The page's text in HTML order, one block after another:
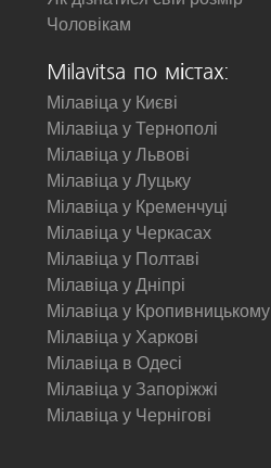
Чоловікам
Milavitsa по містах:
Мілавіца у Києві
Мілавіца у Тернополі
Мілавіца у Львові
Мілавіца у Луцьку
Мілавіца у Кременчуці
Мілавіца у Черкасах
Мілавіца у Полтаві
Мілавіца у Дніпрі
Мілавіца у Кропивницькому
Мілавіца у Харкові
Мілавіца в Одесі
Мілавіца у Запоріжжі
Мілавіца у Чернігові